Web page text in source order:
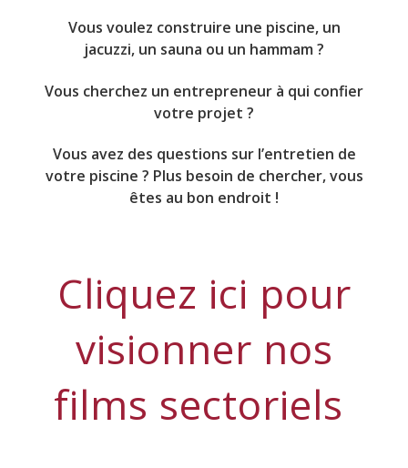
Vous voulez construire une piscine, un
jacuzzi, un sauna ou un hammam ?
Vous cherchez un entrepreneur à qui confier
votre projet ?
Vous avez des questions sur l’entretien de
votre piscine ? Plus besoin de chercher, vous
êtes au bon endroit !
Cliquez ici pour
visionner nos
films sectoriels